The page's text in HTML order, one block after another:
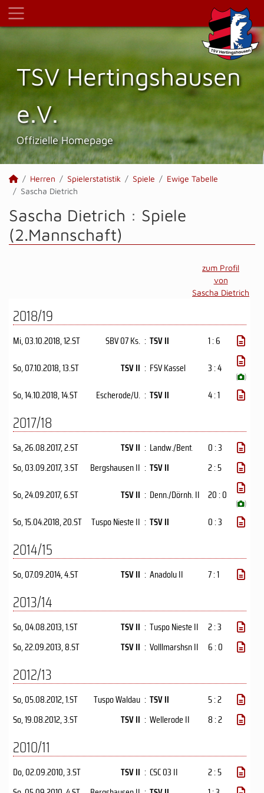
TSV Hertings­hausen
e.V.
Offizielle Homepage
Herren Spielerstatistik Spiele
Ewige Tabelle
Sascha Dietrich
Sascha Dietrich : Spiele
(2.Mannschaft)
zum Profil
von
Sascha Dietrich
2018/19
Mi, 03.10.2018, 12.ST SBV 07 Ks. : TSV II
1 : 6
So, 07.10.2018, 13.ST TSV II : FSV Kassel 3 : 4
( )
So, 14.10.2018, 14.ST Escherode/U. : TSV II 4 : 1
2017/18
Sa, 26.08.2017, 2.ST TSV II : Landw./Bent.
0 : 3
So, 03.09.2017, 3.ST Bergshausen II : TSV II
2 : 5
So, 24.09.2017, 6.ST TSV II : Denn./Dörnh. II 20 : 0
( )
So, 15.04.2018, 20.ST Tuspo Nieste II : TSV II 0 : 3
2014/15
So, 07.09.2014, 4.ST TSV II : Anadolu II 7 : 1
2013/14
So, 04.08.2013, 1.ST TSV II : Tuspo Nieste II
2 : 3
So, 22.09.2013, 8.ST TSV II : Volllmarshsn II 6 : 0
2012/13
So, 05.08.2012, 1.ST Tuspo Waldau : TSV II
5 : 2
So, 19.08.2012, 3.ST TSV II : Wellerode II 8 : 2
2010/11
Do, 02.09.2010, 3.ST TSV II : CSC 03 II
2 : 5